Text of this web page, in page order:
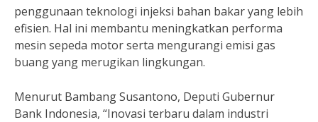
penggunaan teknologi injeksi bahan bakar yang lebih
efisien. Hal ini membantu meningkatkan performa
mesin sepeda motor serta mengurangi emisi gas
buang yang merugikan lingkungan.
Menurut Bambang Susantono, Deputi Gubernur
Bank Indonesia, “Inovasi terbaru dalam industri